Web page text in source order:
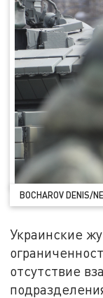
BOCHAROV DENIS/
Украинские
отсутствие